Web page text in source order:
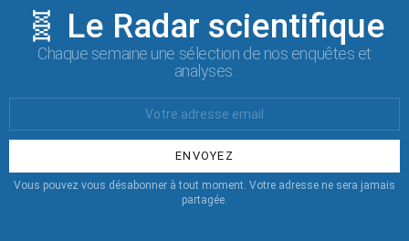
🧬 Le Radar scientifique
Chaque semaine une sélection de nos enquêtes et
analyses.
:
Vous pouvez vous désabonner à tout moment. Votre adresse ne sera jamais
partagée.